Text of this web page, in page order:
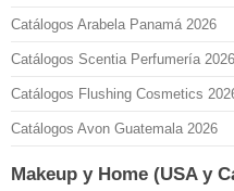
Catálogos Arabela Panamá 2026
Catálogos Scentia Perfumería 2026
Catálogos Flushing Cosmetics
Catálogos Avon Guatemala 2026
Makeup y Home (USA y